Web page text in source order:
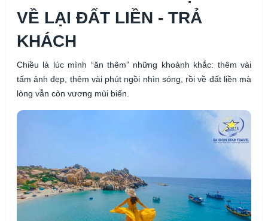
VỀ LẠI ĐẤT LIỀN - TRẢ
KHÁCH
Chiều là lúc mình “ăn thêm” những khoảnh khắc: thêm vài
tấm ảnh đẹp, thêm vài phút ngồi nhìn sóng, rồi về đất liền mà
lòng vẫn còn vương mùi biển.